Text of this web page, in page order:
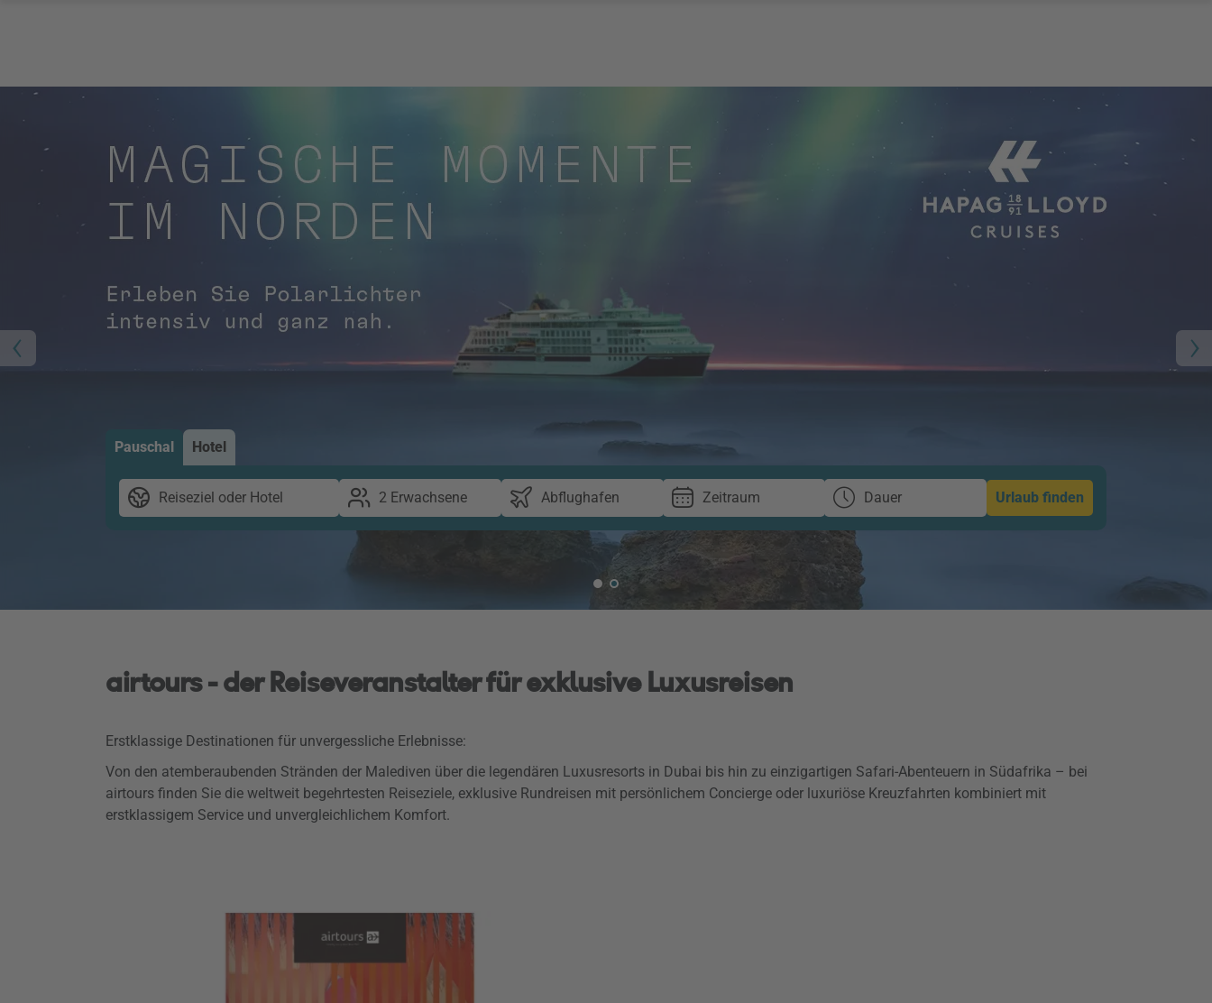
Pauschal Hotel
Reiseziel oder Hotel 2 Erwachsene Abflughafen Zeitraum Dauer Urlaub finden
airtours - der Reiseveranstalter für exklusive Luxusreisen
Erstklassige Destinationen für unvergessliche Erlebnisse:
Von den atemberaubenden Stränden der Malediven über die legendären Luxusresorts in Dubai bis hin zu einzigartigen Safari-Abenteuern in Südafrika – bei
airtours finden Sie die weltweit begehrtesten Reiseziele, exklusive Rundreisen mit persönlichem Concierge oder luxuriöse Kreuzfahrten kombiniert mit
erstklassigem Service und unvergleichlichem Komfort.